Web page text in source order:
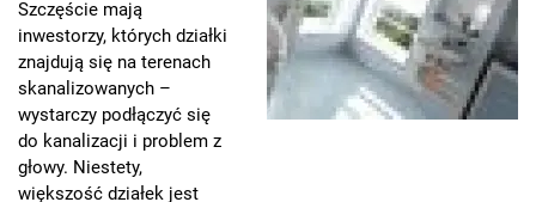
Szczęście mają
inwestorzy, których działki
znajdują się na terenach
skanalizowanych –
wystarczy podłączyć się
do kanalizacji i problem z
głowy. Niestety,
większość działek jest